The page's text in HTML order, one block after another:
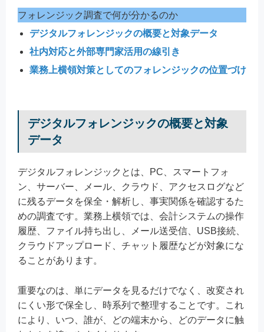
フォレンジック調査で何が分かるのか
デジタルフォレンジックの概要と対象データ
社内対応と外部専門家活用の線引き
業務上横領対策としてのフォレンジックの位置づけ
デジタルフォレンジックの概要と対象
データ
デジタルフォレンジックとは、PC、スマートフォ
ン、サーバー、メール、クラウド、アクセスログなど
に残るデータを保全・解析し、事実関係を確認するた
めの調査です。業務上横領では、会計システムの操作
履歴、ファイル持ち出し、メール送受信、USB接続、
クラウドアップロード、チャット履歴などが対象にな
ることがあります。
重要なのは、単にデータを見るだけでなく、改変され
にくい形で保全し、時系列で整理することです。これ
により、いつ、誰が、どの端末から、どのデータに触